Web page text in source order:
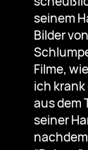
seinem
Bilder
Filme,
ich
aus dem
seiner